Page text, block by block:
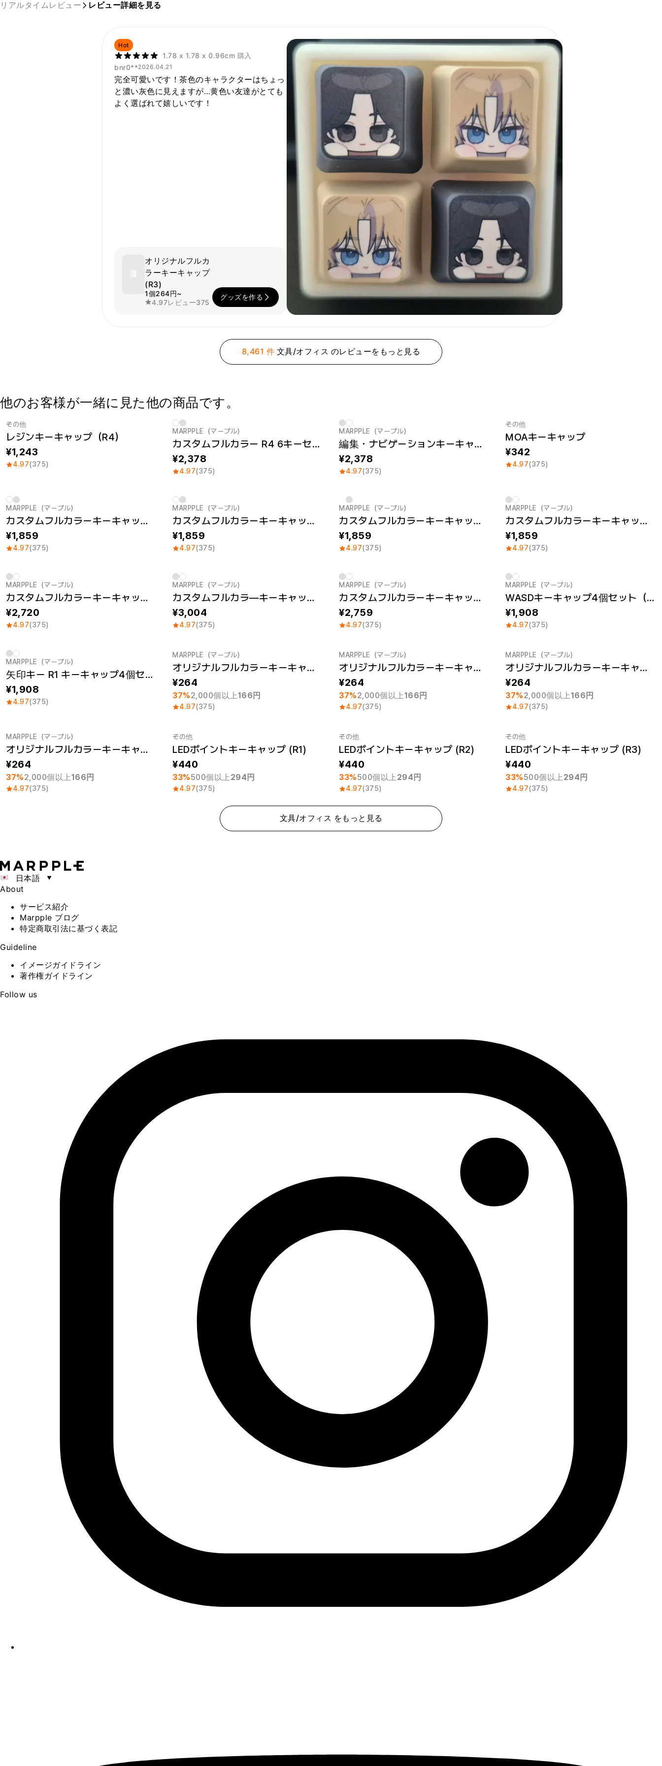
リアルタイムレビュー レビュー詳細を見る
Hot
1.78 x 1.78 x 0.96cm 購入
bnr0**2026.04.21
完全可愛いです！茶色のキャラクターはちょっ
と濃い灰色に見えますが…黄色い友達がとても
よく選ばれて嬉しいです！
オリジナルフルカ
ラーキーキャップ
(R3)
1個264円~
4.97レビュー375
グッズを作る
8,461 件 文具/オフィス のレビューをもっと見る
他のお客様が一緒に見た他の商品です。
New
その他
レジンキーキャップ（R4）
1,243
4.97(375)
MARPPLE（マープル）
カスタムフルカラー R4 6キーセット（S）
2,378
4.97(375)
MARPPLE（マープル）
編集・ナビゲーションキーキャップ 6個セット（S）
2,378
4.97(375)
New
その他
MOAキーキャップ
342
4.97(375)
MARPPLE（マープル）
カスタムフルカラーキーキャップ R1 4個セット（S）
1,859
4.97(375)
MARPPLE（マープル）
カスタムフルカラーキーキャップ R2 4個セット（S）
1,859
4.97(375)
MARPPLE（マープル）
カスタムフルカラーキーキャップ R3 4個セット（S）
1,859
4.97(375)
MARPPLE（マープル）
カスタムフルカラーキーキャップ R4 4個セット（S）
1,859
4.97(375)
MARPPLE（マープル）
カスタムフルカラーキーキャップセット (M)
2,720
4.97(375)
MARPPLE（マープル）
カスタムフルカラ―キーキャップセット (Right)
3,004
4.97(375)
MARPPLE（マープル）
カスタムフルカラーキーキャップセット（Left)
2,759
4.97(375)
MARPPLE（マープル）
WASDキーキャップ4個セット（S）
1,908
4.97(375)
MARPPLE（マープル）
矢印キー R1 キーキャップ4個セット（S）
1,908
4.97(375)
最小注文数量 1個
MARPPLE（マープル）
オリジナルフルカラーキーキャップ (R1)
264
37%2,000個以上166円
4.97(375)
最小注文数量 1個
MARPPLE（マープル）
オリジナルフルカラーキーキャップ (R2)
264
37%2,000個以上166円
4.97(375)
最小注文数量 1個
MARPPLE（マープル）
オリジナルフルカラーキーキャップ (R3)
264
37%2,000個以上166円
4.97(375)
最小注文数量 1個 マープルキーキャップ1位
MARPPLE（マープル）
オリジナルフルカラーキーキャップ (R4)
264
37%2,000個以上166円
4.97(375)
最小注文数量 1個
その他
LEDポイントキーキャップ (R1)
440
33%500個以上294円
4.97(375)
最小注文数量 1個
その他
LEDポイントキーキャップ (R2)
440
33%500個以上294円
4.97(375)
最小注文数量 1個
その他
LEDポイントキーキャップ (R3)
440
33%500個以上294円
4.97(375)
文具/オフィス をもっと見る
日本語
About
サービス紹介
Marpple ブログ
特定商取引法に基づく表記
Guideline
イメージガイドライン
著作権ガイドライン
Follow us